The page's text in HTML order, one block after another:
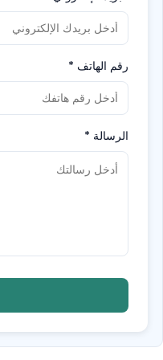
رقم الهاتف *
الرسالة *